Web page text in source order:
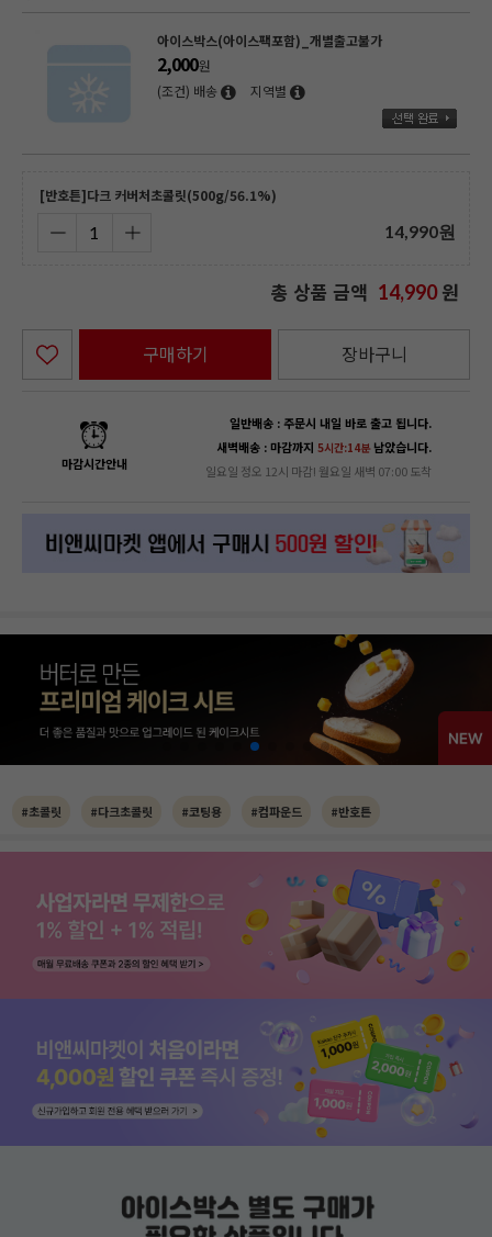
아이스박스(아이스팩포함)_개별출고불가
2,000원
(조건) 배송
지역별
[반호튼]다크 커버처초콜릿(500g/56.1%)
14,990원
총 상품 금액 14,990 원
구매하기 장바구니
마감시간안내
일반배송 : 주문시 내일 바로 출고 됩니다.
새벽배송 : 마감까지 5시간:14분남았습니다.
일요일 정오 12시 마감! 월요일 새벽 07:00 도착
#초콜릿 #다크초콜릿 #코팅용 #컴파운드 #반호튼